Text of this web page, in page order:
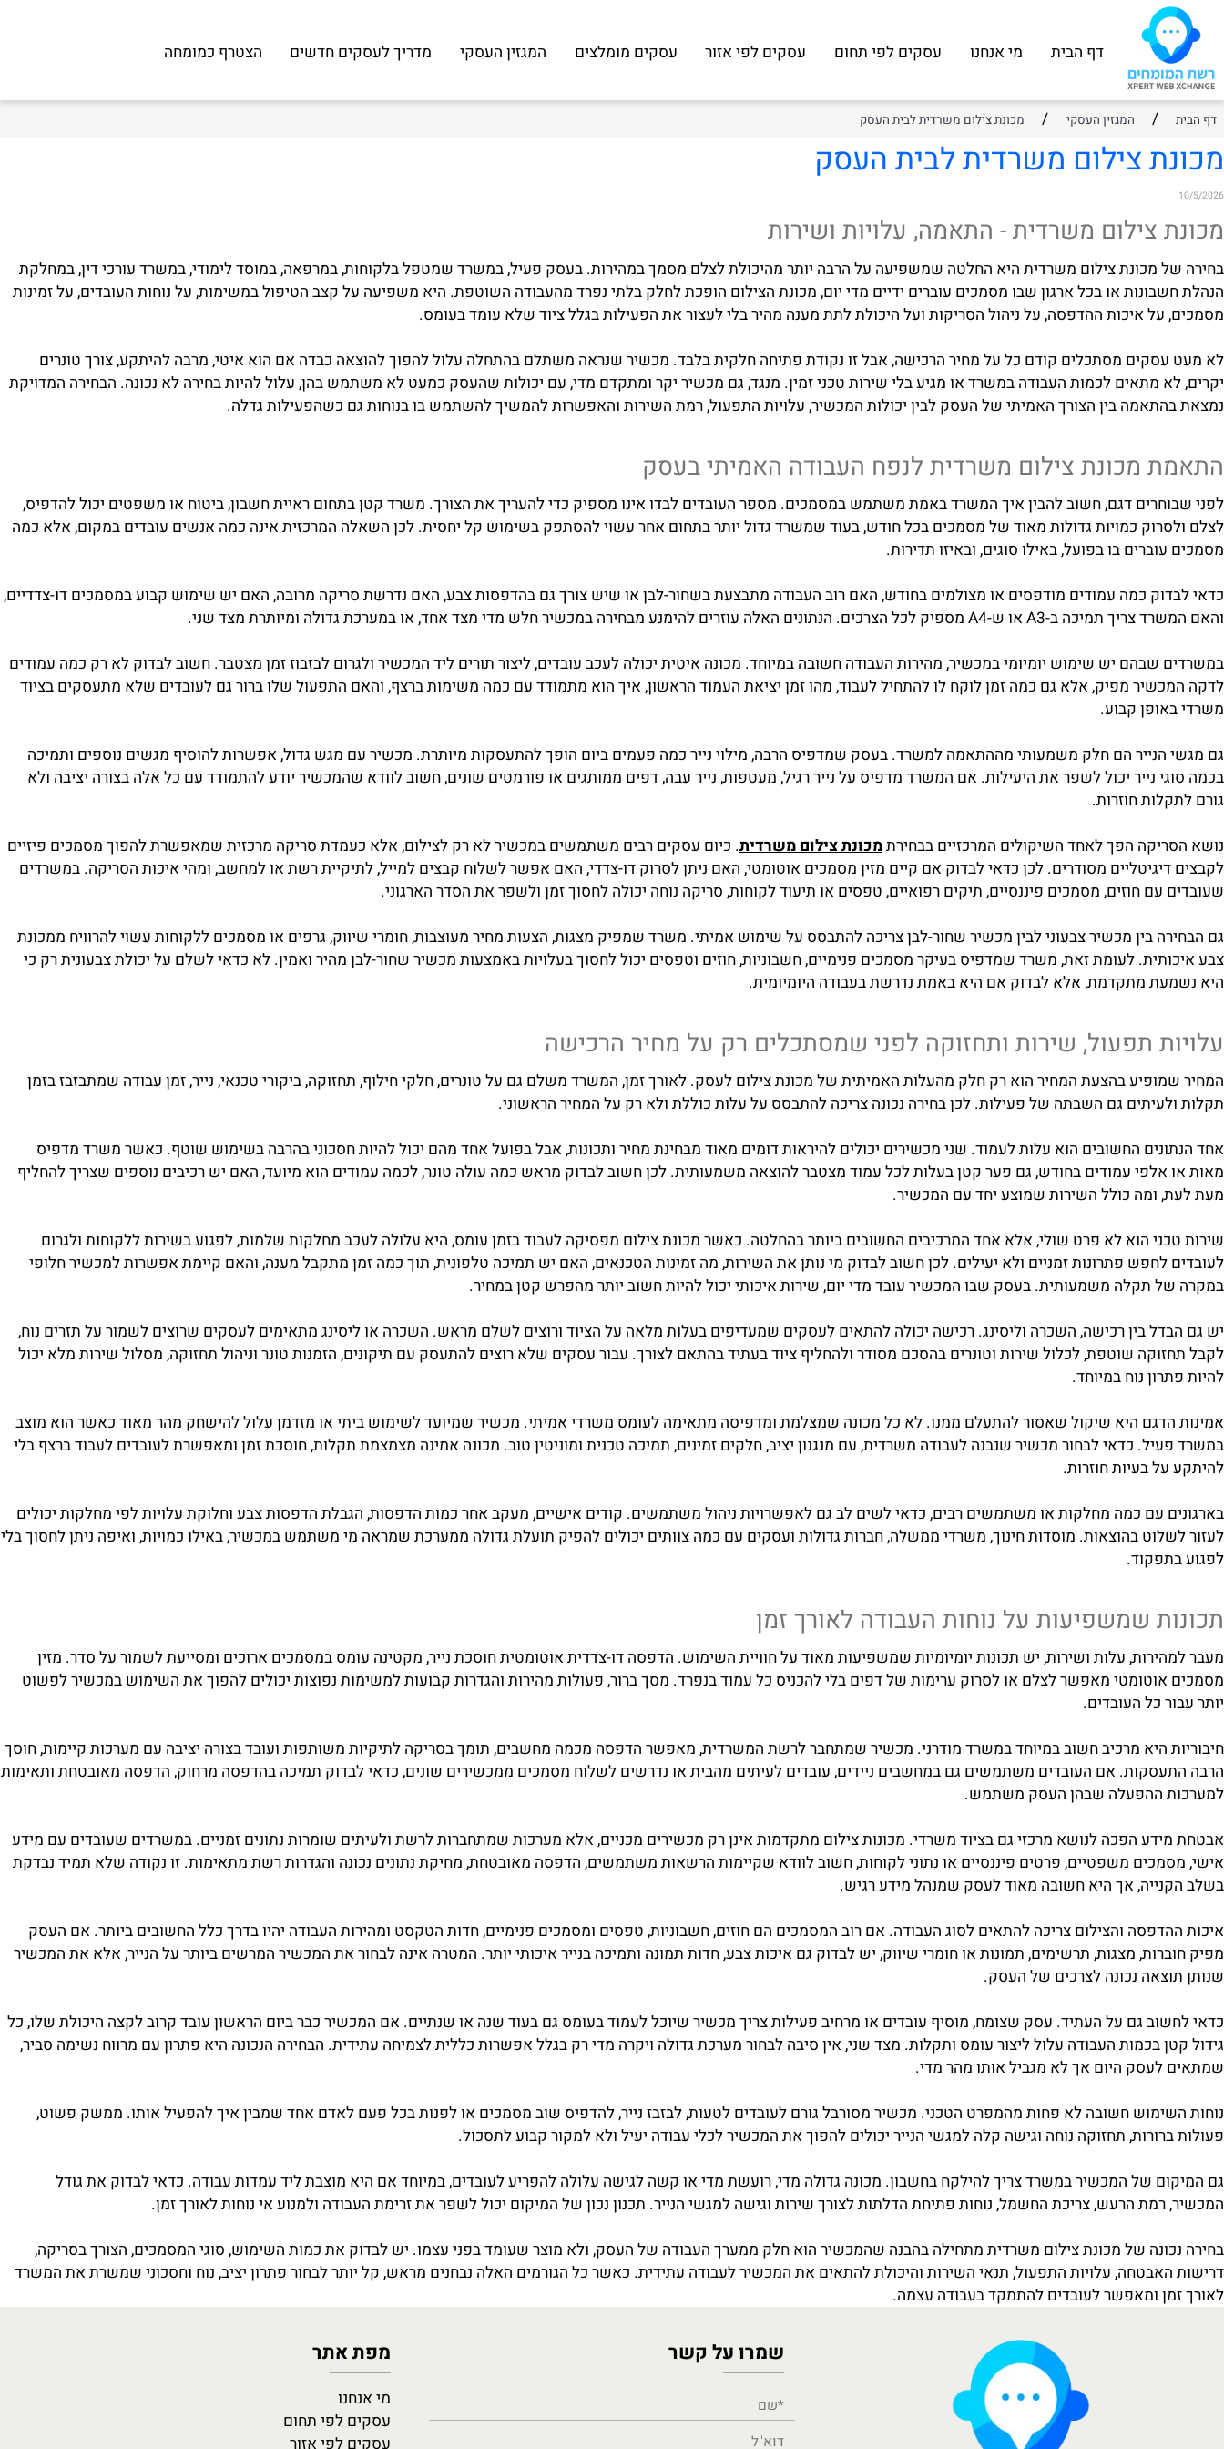
דף הבית מי אנחנו עסקים לפי תחום עסקים לפי אזור עסקים מומלצים המגזין העסקי מדריך לעסקים חדשים הצטרף כמומחה
/ המגזין העסקי / מכונת צילום משרדית לבית העסק
צילום משרדית לבית העסק
צילום משרדית - התאמה, עלויות ושירות
מכונת צילום משרדית היא החלטה שמשפיעה על הרבה יותר מהיכולת לצלם מסמך במהירות. בעסק פעיל, במשרד שמטפל בלקוחות, במרפאה, במוסד לימודי, במשרד עורכי דין, במחלקת
או בכל ארגון שבו מסמכים עוברים ידיים מדי יום, מכונת הצילום הופכת לחלק בלתי נפרד מהעבודה השוטפת. היא משפיעה על קצב הטיפול במשימות, על נוחות העובדים, על זמינות
על איכות ההדפסה, על ניהול הסריקות ועל היכולת לתת מענה מהיר בלי לעצור את הפעילות בגלל ציוד שלא עומד בעומס.
מסתכלים קודם כל על מחיר הרכישה, אבל זו נקודת פתיחה חלקית בלבד. מכשיר שנראה משתלם בהתחלה עלול להפוך להוצאה כבדה אם הוא איטי, מרבה להיתקע, צורך טונרים
מתאים לכמות העבודה במשרד או מגיע בלי שירות טכני זמין. מנגד, גם מכשיר יקר ומתקדם מדי, עם יכולות שהעסק כמעט לא משתמש בהן, עלול להיות בחירה לא נכונה. הבחירה המדויקת
בין הצורך האמיתי של העסק לבין יכולות המכשיר, עלויות התפעול, רמת השירות והאפשרות להמשיך להשתמש בו בנוחות גם כשהפעילות גדלה.
מכונת צילום משרדית לנפח העבודה האמיתי בעסק
דגם, חשוב להבין איך המשרד באמת משתמש במסמכים. מספר העובדים לבדו אינו מספיק כדי להעריך את הצורך. משרד קטן בתחום ראיית חשבון, ביטוח או משפטים יכול להדפיס,
כמויות גדולות מאוד של מסמכים בכל חודש, בעוד שמשרד גדול יותר בתחום אחר עשוי להסתפק בשימוש קל יחסית. לכן השאלה המרכזית אינה כמה אנשים עובדים במקום, אלא כמה
כמה עמודים מודפסים או מצולמים בחודש, האם רוב העבודה מתבצעת בשחור-לבן או שיש צורך גם בהדפסות צבע, האם נדרשת סריקה מרובה, האם יש שימוש קבוע במסמכים דו-צדדיים,
שבהם יש שימוש יומיומי במכשיר, מהירות העבודה חשובה במיוחד. מכונה איטית יכולה לעכב עובדים, ליצור תורים ליד המכשיר ולגרום לבזבוז זמן מצטבר. חשוב לבדוק לא רק כמה עמודים
מפיק, אלא גם כמה זמן לוקח לו להתחיל לעבוד, מהו זמן יציאת העמוד הראשון, איך הוא מתמודד עם כמה משימות ברצף, והאם התפעול שלו ברור גם לעובדים שלא מתעסקים בציוד
הנייר הם חלק משמעותי מההתאמה למשרד. בעסק שמדפיס הרבה, מילוי נייר כמה פעמים ביום הופך להתעסקות מיותרת. מכשיר עם מגש גדול, אפשרות להוסיף מגשים נוספים ותמיכה
נייר יכול לשפר את היעילות. אם המשרד מדפיס על נייר רגיל, מעטפות, נייר עבה, דפים ממותגים או פורמטים שונים, חשוב לוודא שהמכשיר יודע להתמודד עם כל אלה בצורה יציבה ולא
הפך לאחד השיקולים המרכזיים בבחירתמכונת צילום משרדית. כיום עסקים רבים משתמשים במכשיר לא רק לצילום, אלא כעמדת סריקה מרכזית שמאפשרת להפוך מסמכים פיזיים
מסודרים. לכן כדאי לבדוק אם קיים מזין מסמכים אוטומטי, האם ניתן לסרוק דו-צדדי, האם אפשר לשלוח קבצים למייל, לתיקיית רשת או למחשב, ומהי איכות הסריקה. במשרדים
עם חוזים, מסמכים פיננסיים, תיקים רפואיים, טפסים או תיעוד לקוחות, סריקה נוחה יכולה לחסוך זמן ולשפר את הסדר הארגוני.
בין מכשיר צבעוני לבין מכשיר שחור-לבן צריכה להתבסס על שימוש אמיתי. משרד שמפיק מצגות, הצעות מחיר מעוצבות, חומרי שיווק, גרפים או מסמכים ללקוחות עשוי להרוויח ממכונת
תפעול, שירות ותחזוקה לפני שמסתכלים רק על מחיר הרכישה
גם השבתה של פעילות. לכן בחירה נכונה צריכה להתבסס על עלות כוללת ולא רק על המחיר הראשוני.
החשובים הוא עלות לעמוד. שני מכשירים יכולים להיראות דומים מאוד מבחינת מחיר ותכונות, אבל בפועל אחד מהם יכול להיות חסכוני בהרבה בשימוש שוטף. כאשר משרד מדפיס
ומה כולל השירות שמוצע יחד עם המכשיר.
הוא לא פרט שולי, אלא אחד המרכיבים החשובים ביותר בהחלטה. כאשר מכונת צילום מפסיקה לעבוד בזמן עומס, היא עלולה לעכב מחלקות שלמות, לפגוע בשירות ללקוחות ולגרום
תקלה משמעותית. בעסק שבו המכשיר עובד מדי יום, שירות איכותי יכול להיות חשוב יותר מהפרש קטן במחיר.
בין רכישה, השכרה וליסינג. רכישה יכולה להתאים לעסקים שמעדיפים בעלות מלאה על הציוד ורוצים לשלם מראש. השכרה או ליסינג מתאימים לעסקים שרוצים לשמור על תזרים נוח,
שוטפת, לכלול שירות וטונרים בהסכם מסודר ולהחליף ציוד בעתיד בהתאם לצורך. עבור עסקים שלא רוצים להתעסק עם תיקונים, הזמנות טונר וניהול תחזוקה, מסלול שירות מלא יכול
נוח במיוחד.
היא שיקול שאסור להתעלם ממנו. לא כל מכונה שמצלמת ומדפיסה מתאימה לעומס משרדי אמיתי. מכשיר שמיועד לשימוש ביתי או מזדמן עלול להישחק מהר מאוד כאשר הוא מוצב
כדאי לבחור מכשיר שנבנה לעבודה משרדית, עם מנגנון יציב, חלקים זמינים, תמיכה טכנית ומוניטין טוב. מכונה אמינה מצמצמת תקלות, חוסכת זמן ומאפשרת לעובדים לעבוד ברצף בלי
בעיות חוזרות.
שמשפיעות על נוחות העבודה לאורך זמן
מאפשר לצלם או לסרוק ערימות של דפים בלי להכניס כל עמוד בנפרד. מסך ברור, פעולות מהירות והגדרות קבועות למשימות נפוצות יכולים להפוך את השימוש במכשיר לפשוט
כל העובדים.
אם העובדים משתמשים גם במחשבים ניידים, עובדים לעיתים מהבית או נדרשים לשלוח מסמכים ממכשירים שונים, כדאי לבדוק תמיכה בהדפסה מרחוק, הדפסה מאובטחת ותאימות
ההפעלה שבהן העסק משתמש.
משפטיים, פרטים פיננסיים או נתוני לקוחות, חשוב לוודא שקיימות הרשאות משתמשים, הדפסה מאובטחת, מחיקת נתונים נכונה והגדרות רשת מתאימות. זו נקודה שלא תמיד נבדקת
אך היא חשובה מאוד לעסק שמנהל מידע רגיש.
והצילום צריכה להתאים לסוג העבודה. אם רוב המסמכים הם חוזים, חשבוניות, טפסים ומסמכים פנימיים, חדות הטקסט ומהירות העבודה יהיו בדרך כלל החשובים ביותר. אם העסק
מצגות, תרשימים, תמונות או חומרי שיווק, יש לבדוק גם איכות צבע, חדות תמונה ותמיכה בנייר איכותי יותר. המטרה אינה לבחור את המכשיר המרשים ביותר על הנייר, אלא את המכשיר
נכונה לצרכים של העסק.
גם על העתיד. עסק שצומח, מוסיף עובדים או מרחיב פעילות צריך מכשיר שיוכל לעמוד בעומס גם בעוד שנה או שנתיים. אם המכשיר כבר ביום הראשון עובד קרוב לקצה היכולת שלו, כל
בכמות העבודה עלול ליצור עומס ותקלות. מצד שני, אין סיבה לבחור מערכת גדולה ויקרה מדי רק בגלל אפשרות כללית לצמיחה עתידית. הבחירה הנכונה היא פתרון עם מרווח נשימה סביר,
חשובה לא פחות מהמפרט הטכני. מכשיר מסורבל גורם לעובדים לטעות, לבזבז נייר, להדפיס שוב מסמכים או לפנות בכל פעם לאדם אחד שמבין איך להפעיל אותו. ממשק פשוט,
של המכשיר במשרד צריך להילקח בחשבון. מכונה גדולה מדי, רועשת מדי או קשה לגישה עלולה להפריע לעובדים, במיוחד אם היא מוצבת ליד עמדות עבודה. כדאי לבדוק את גודל
הרעש, צריכת החשמל, נוחות פתיחת הדלתות לצורך שירות וגישה למגשי הנייר. תכנון נכון של המיקום יכול לשפר את זרימת העבודה ולמנוע אי נוחות לאורך זמן.
של מכונת צילום משרדית מתחילה בהבנה שהמכשיר הוא חלק ממערך העבודה של העסק, ולא מוצר שעומד בפני עצמו. יש לבדוק את כמות השימוש, סוגי המסמכים, הצורך בסריקה,
עלויות התפעול, תנאי השירות והיכולת להתאים את המכשיר לעבודה עתידית. כאשר כל הגורמים האלה נבחנים מראש, קל יותר לבחור פתרון יציב, נוח וחסכוני שמשרת את המשרד
ומאפשר לעובדים להתמקד בעבודה עצמה.